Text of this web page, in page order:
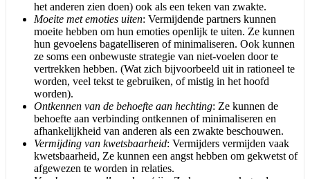
het anderen zien doen) ook als een teken van zwakte.
Moeite met emoties uiten: Vermijdende partners kunnen
moeite hebben om hun emoties openlijk te uiten. Ze kunnen
hun gevoelens bagatelliseren of minimaliseren. Ook kunnen
ze soms een onbewuste strategie van niet-voelen door te
vertrekken hebben. (Wat zich bijvoorbeeld uit in rationeel te
worden, veel tekst te gebruiken, of mistig in het hoofd
worden).
Ontkennen van de behoefte aan hechting: Ze kunnen de
behoefte aan verbinding ontkennen of minimaliseren en
afhankelijkheid van anderen als een zwakte beschouwen.
Vermijding van kwetsbaarheid: Vermijders vermijden vaak
kwetsbaarheid, Ze kunnen een angst hebben om gekwetst of
afgewezen te worden in relaties.